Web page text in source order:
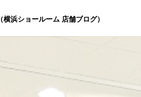
（横浜ショールーム 店舗ブログ）